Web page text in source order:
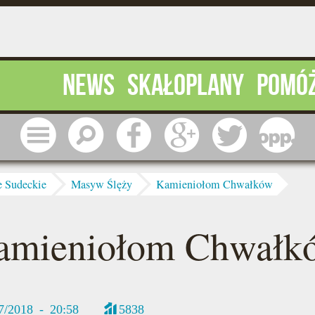
News Skałoplany
Menu Szukaj Facebook Google Twitter
Sudeckie Masyw Ślęży Kamieniołom Chwałków
2018 - 20:58 5838